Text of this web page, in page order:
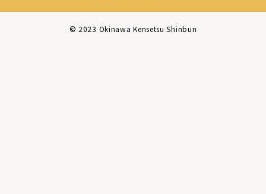
©︎ 2023 Okinawa Kensetsu Shinbun